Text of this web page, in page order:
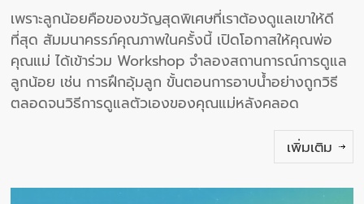
เพราะลูกน้อยคือของขวัญสุดพิเศษที่เราต้องดูแลเขาให้ดี
ที่สุด สัมมนาครรภ์คุณภาพในครั้งนี้ เปิดโอกาสให้คุณพ่อ
คุณแม่ ได้เข้าร่วม Workshop จำลองสถานการณ์การดูแล
ลูกน้อย เช่น การฝึกอุ้มลูก ขั้นตอนการอาบน้ำอย่างถูกวิธี
ตลอดจนวิธีการดูแลตัวเองของคุณแม่หลังคลอด
เพิ่มเติม